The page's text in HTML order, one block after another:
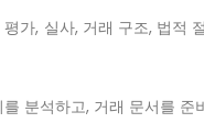
가, 실사, 거래 구조, 법적
분석하고, 거래 문서를